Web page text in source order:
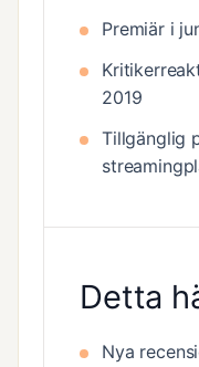
Premiär i
2019
Tillgänglig
Detta
Nya